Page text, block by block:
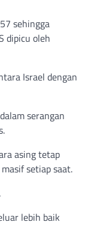
sehingga
dipicu oleh
Israel dengan
serangan
asing tetap
setiap saat.
lebih baik